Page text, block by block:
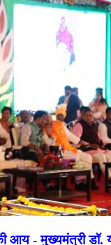
आय - मुख्यमंत्री